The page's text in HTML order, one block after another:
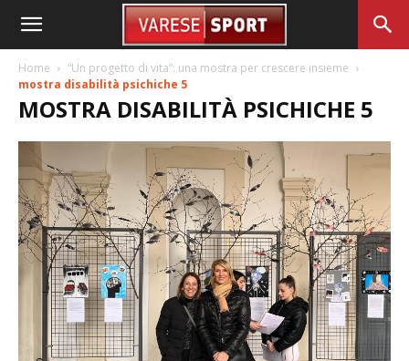
Home
“Un progetto di vita”: una mostra per crescere insieme
mostra disabilità psichiche 5
MOSTRA DISABILITÀ PSICHICHE 5